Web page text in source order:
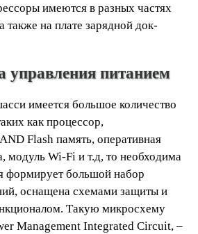
имеются в разных частях
также на плате зарядной док-
управления питанием
имеется большое количество
как процессор,
Flash память, оперативная
модуль Wi-Fi и т.д, то необходима
формирует большой набор
оснащена схемами защиты и
Такую микросхему
Management Integrated Circuit, –